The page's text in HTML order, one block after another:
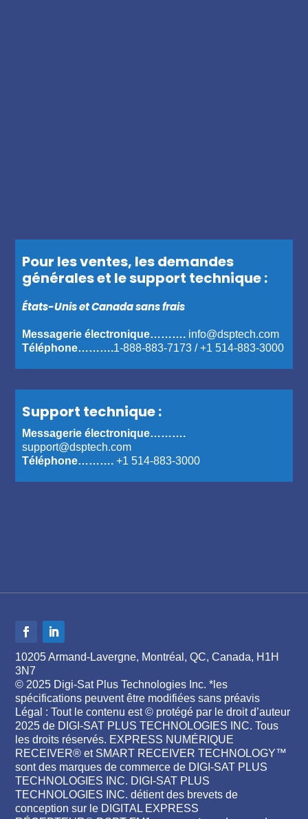
Pour les ventes, les demandes
générales et le support technique :
États-Unis et Canada sans frais
Messagerie électronique………. info@dsptech.com
Téléphone……….1-888-883-7173 /+1 514-883-3000
Support technique :
Messagerie électronique……….
support@dsptech.com
Téléphone………. +1 514-883-3000
10205 Armand-Lavergne, Montréal, QC, Canada, H1H
3N7
© 2025 Digi-Sat Plus Technologies Inc. *les
spécifications peuvent être modifiées sans préavis
Légal : Tout le contenu est © protégé par le droit d’auteur
2025 de DIGI-SAT PLUS TECHNOLOGIES INC. Tous
les droits réservés. EXPRESS NUMÉRIQUE
RECEIVER® et SMART RECEIVER TECHNOLOGY™
sont des marques de commerce de DIGI-SAT PLUS
TECHNOLOGIES INC. DIGI-SAT PLUS
TECHNOLOGIES INC. détient des brevets de
conception sur le DIGITAL EXPRESS